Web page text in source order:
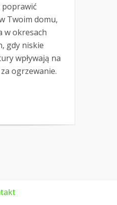
poprawić
Twoim domu,
w okresach
gdy niskie
wpływają na
ogrzewanie.